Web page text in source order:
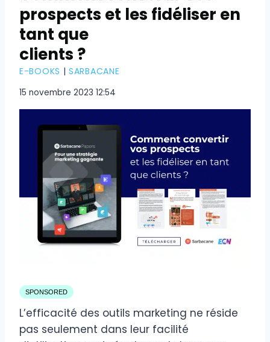
prospects et les fidéliser en
tant que
clients ?
E-BOOKS |SARBACANE
15 novembre 2023 12:54
SPONSORED
L’efficacité des outils marketing ne réside
pas seulement dans leur facilité